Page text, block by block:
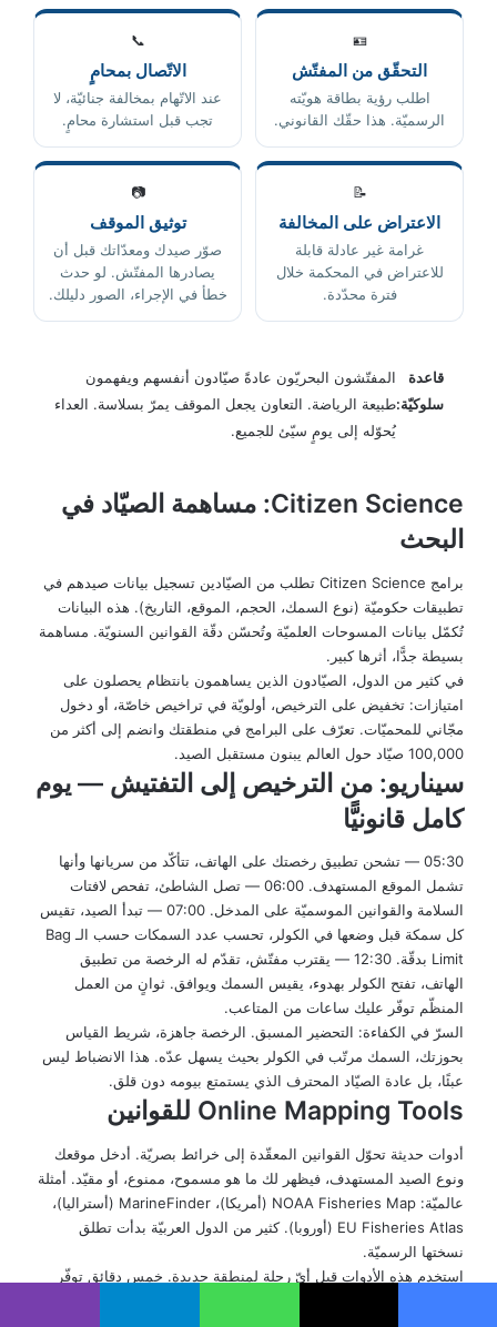
🪪
التحقّق من المفتّش
اطلب رؤية بطاقة هويّته
الرسميّة. هذا حقّك القانوني.
📞
الاتّصال بمحامٍ
عند الاتّهام بمخالفة جنائيّة، لا
تجب قبل استشارة محامٍ.
📝
الاعتراض على المخالفة
غرامة غير عادلة قابلة
للاعتراض في المحكمة خلال
فترة محدّدة.
📷
توثيق الموقف
صوّر صيدك ومعدّاتك قبل أن
يصادرها المفتّش. لو حدث
خطأ في الإجراء، الصور دليلك.
قاعدة
سلوكيّة:
المفتّشون البحريّون عادةً صيّادون أنفسهم ويفهمون
طبيعة الرياضة. التعاون يجعل الموقف يمرّ بسلاسة. العداء
يُحوّله إلى يومٍ سيّئ للجميع.
Citizen Science: مساهمة الصيّاد في
البحث
برامج Citizen Science تطلب من الصيّادين تسجيل بيانات صيدهم في
تطبيقات حكوميّة (نوع السمك، الحجم، الموقع، التاريخ). هذه البيانات
تُكمّل بيانات المسوحات العلميّة وتُحسّن دقّة القوانين السنويّة. مساهمة
بسيطة جدًّا، أثرها كبير.
في كثير من الدول، الصيّادون الذين يساهمون بانتظام يحصلون على
امتيازات: تخفيض على الترخيص، أولويّة في تراخيص خاصّة، أو دخول
مجّاني للمحميّات. تعرّف على البرامج في منطقتك وانضم إلى أكثر من
100,000 صيّاد حول العالم يبنون مستقبل الصيد.
سيناريو: من الترخيص إلى التفتيش — يوم
كامل قانونيًّا
05:30 — تشحن تطبيق رخصتك على الهاتف، تتأكّد من سريانها وأنها
تشمل الموقع المستهدف. 06:00 — تصل الشاطئ، تفحص لافتات
السلامة والقوانين الموسميّة على المدخل. 07:00 — تبدأ الصيد، تقيس
كل سمكة قبل وضعها في الكولر، تحسب عدد السمكات حسب الـ Bag
Limit بدقّة. 12:30 — يقترب مفتّش، تقدّم له الرخصة من تطبيق
الهاتف، تفتح الكولر بهدوء، يقيس السمك ويوافق. ثوانٍ من العمل
المنظّم توفّر عليك ساعات من المتاعب.
السرّ في الكفاءة: التحضير المسبق. الرخصة جاهزة، شريط القياس
بحوزتك، السمك مرتّب في الكولر بحيث يسهل عدّه. هذا الانضباط ليس
عبئًا، بل عادة الصيّاد المحترف الذي يستمتع بيومه دون قلق.
Online Mapping Tools للقوانين
أدوات حديثة تحوّل القوانين المعقّدة إلى خرائط بصريّة. أدخل موقعك
ونوع الصيد المستهدف، فيظهر لك ما هو مسموح، ممنوع، أو مقيّد. أمثلة
عالميّة: NOAA Fisheries Map (أمريكا)، MarineFinder (أستراليا)،
EU Fisheries Atlas (أوروبا). كثير من الدول العربيّة بدأت تطلق
نسختها الرسميّة.
استخدم هذه الأدوات قبل أيّ رحلة لمنطقة جديدة. خمس دقائق توفّر